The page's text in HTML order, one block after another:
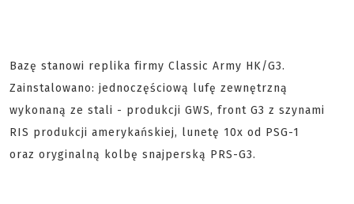
Bazę stanowi replika firmy Classic Army HK/G3.
Zainstalowano: jednoczęściową lufę zewnętrzną
wykonaną ze stali - produkcji GWS, front G3 z szynami
RIS produkcji amerykańskiej, lunetę 10x od PSG-1
oraz oryginalną kolbę snajperską PRS-G3.